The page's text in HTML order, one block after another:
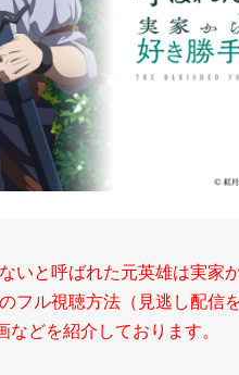
いと呼ばれた元英雄は実家
フル視聴方法（見逃し配信
などを紹介しております。